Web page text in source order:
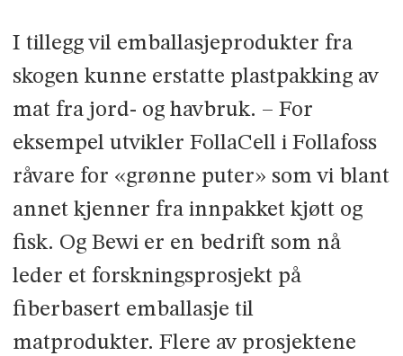
I tillegg vil emballasjeprodukter fra
skogen kunne erstatte plastpakking av
mat fra jord- og havbruk. – For
eksempel utvikler FollaCell i Follafoss
råvare for «grønne puter» som vi blant
annet kjenner fra innpakket kjøtt og
fisk. Og Bewi er en bedrift som nå
leder et forskningsprosjekt på
fiberbasert emballasje til
matprodukter. Flere av prosjektene